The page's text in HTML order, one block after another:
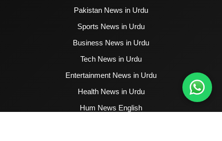
Pakistan News in Urdu
Sports News in Urdu
Business News in Urdu
Tech News in Urdu
Entertainment News in Urdu
Health News in Urdu
Hum News English